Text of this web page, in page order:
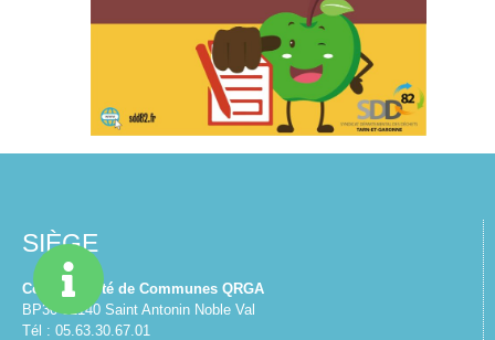
SIÈGE
Communauté de Communes QRGA
BP30 82140 Saint Antonin Noble Val
Tél : 05.63.30.67.01